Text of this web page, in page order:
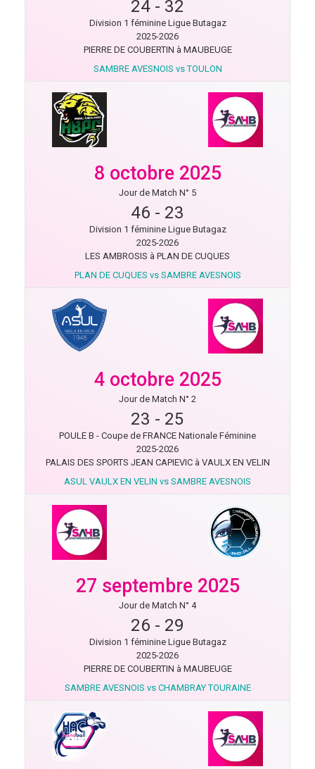
24 - 32
Division 1 féminine Ligue Butagaz
2025-2026
PIERRE DE COUBERTIN à MAUBEUGE
SAMBRE AVESNOIS vs TOULON
8 octobre 2025
Jour de Match N° 5
46 - 23
Division 1 féminine Ligue Butagaz
2025-2026
LES AMBROSIS à PLAN DE CUQUES
PLAN DE CUQUES vs SAMBRE AVESNOIS
4 octobre 2025
Jour de Match N° 2
23 - 25
POULE B - Coupe de FRANCE Nationale Féminine
2025-2026
PALAIS DES SPORTS JEAN CAPIEVIC à VAULX EN VELIN
ASUL VAULX EN VELIN vs SAMBRE AVESNOIS
27 septembre 2025
Jour de Match N° 4
26 - 29
Division 1 féminine Ligue Butagaz
2025-2026
PIERRE DE COUBERTIN à MAUBEUGE
SAMBRE AVESNOIS vs CHAMBRAY TOURAINE